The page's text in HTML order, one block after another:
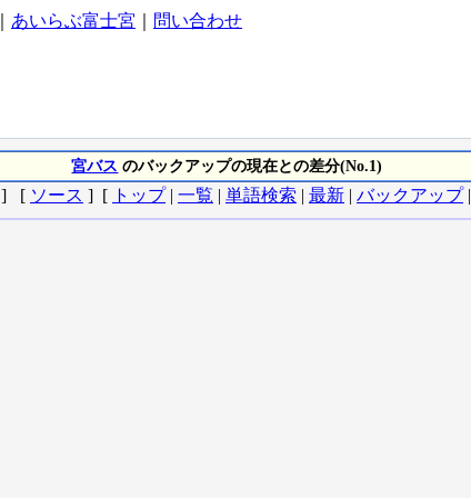
あいらぶ富士宮
問い合わせ
宮バス のバックアップの現在との差分(No.1)
] [ ソース ] [ トップ| 一覧 | 単語検索 | 最新 | バックアップ|